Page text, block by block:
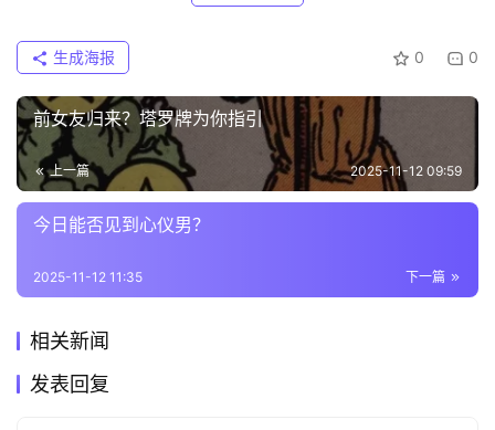
0 0
生成海报
前女友归来？塔罗牌为你指引
上一篇 2025-11-12 09:59
今日能否见到心仪男？
下一篇
2025-11-12 11:35
相关新闻
发表回复